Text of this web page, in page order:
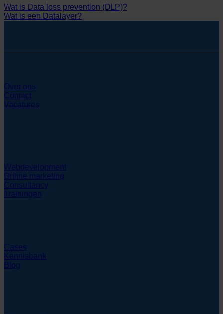
Wat is Data loss prevention (DLP)?
Wat is een Datalayer?
Over ons
Contact
Vacatures
Webdevelopment
Online marketing
Consultancy
Trainingen
Cases
Kennisbank
Blog